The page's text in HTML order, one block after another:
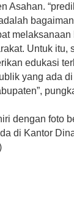
Asahan.
Untuk itu,
edukasi
yang ada
dengan foto
di Kantor